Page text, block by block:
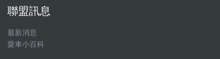
聯盟訊息
最新消息
愛車小百科